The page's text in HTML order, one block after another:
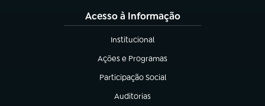
Acesso à Informação
Institucional
(abre em nova aba)
Ações e Programas
(abre em nova aba)
Participação Social
(abre em nova aba)
Auditorias
(abre em nova aba)